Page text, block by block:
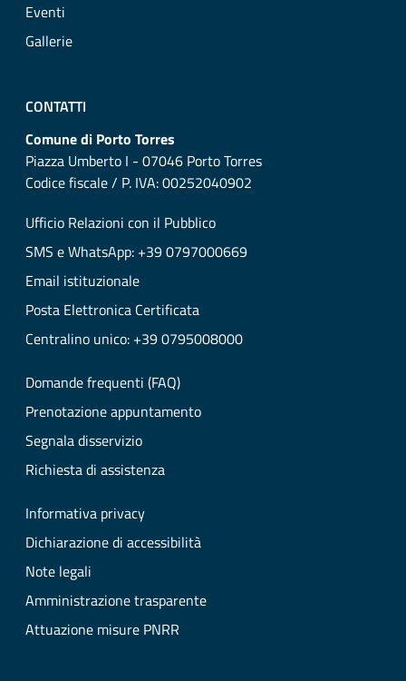
Eventi
Gallerie
CONTATTI
Comune di Porto Torres
Piazza Umberto I - 07046 Porto Torres
Codice fiscale / P. IVA: 00252040902
Ufficio Relazioni con il Pubblico
SMS e WhatsApp: +39 0797000669
Email istituzionale
Posta Elettronica Certificata
Centralino unico: +39 0795008000
Domande frequenti (FAQ)
Prenotazione appuntamento
Segnala disservizio
Richiesta di assistenza
Informativa privacy
Dichiarazione di accessibilità
Note legali
Amministrazione trasparente
Attuazione misure PNRR